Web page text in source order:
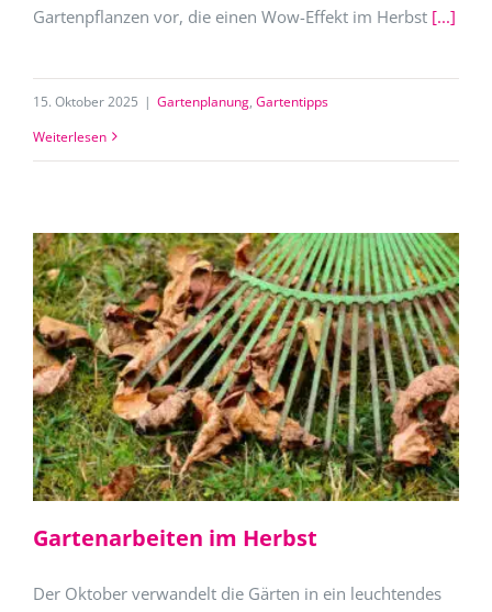
Gartenpflanzen vor, die einen Wow-Effekt im Herbst [...]
15. Oktober 2025 | Gartenplanung, Gartentipps
Weiterlesen
Gartenarbeiten im Herbst
Der Oktober verwandelt die Gärten in ein leuchtendes